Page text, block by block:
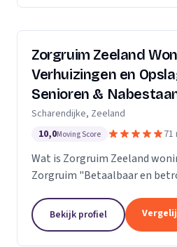
Zorgruim Zeeland
Verhuizingen en
Senioren &
Scharendijke, Zeeland
10,0Moving Score
Wat is Zorgruim Zeeland
Zorgruim "Betaalbaar en
kleine verhuizingen.” Onze
ongelofelijk...
Bekijk profiel